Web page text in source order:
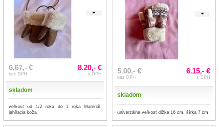
6.67,- €
bez DPH
8.20,- €
s DPH
skladom
veľkosť od 1/2 roka do 1 roka Materiál:
jahňacia koža
5.00,- €
bez DPH
6.15,- €
s DPH
skladom
univerzálna veľkosť dlžka 16 cm, šírka 7 cm